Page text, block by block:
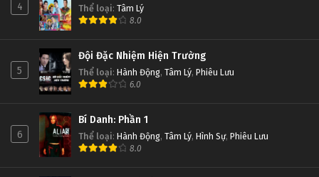
4 Thể loại: Tâm Lý
8.0
5
Đội Đặc Nhiệm Hiện Trường
Thể loại: Hành Động, Tâm Lý, Phiêu Lưu
6.0
6
Bí Danh: Phần 1
Thể loại: Hành Động, Tâm Lý, Hình Sự, Phiêu Lưu
8.0